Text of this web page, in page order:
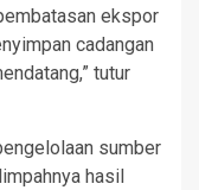
ekspor
cadangan
tutur
sumber
hasil